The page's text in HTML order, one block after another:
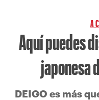
Aquí puedes
japonesa
DEIGO es más